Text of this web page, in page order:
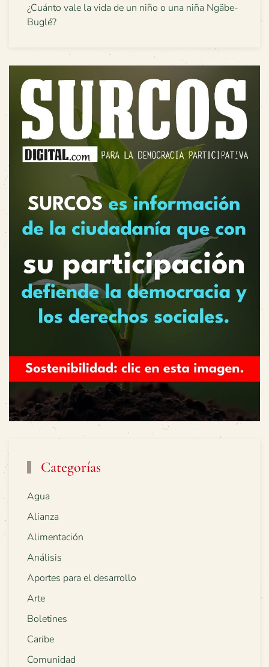
¿Cuánto vale la vida de un niño o una niña Ngäbe-
Buglé?
Categorías
Agua
Alianza
Alimentación
Análisis
Aportes para el desarrollo
Arte
Boletines
Caribe
Comunidad